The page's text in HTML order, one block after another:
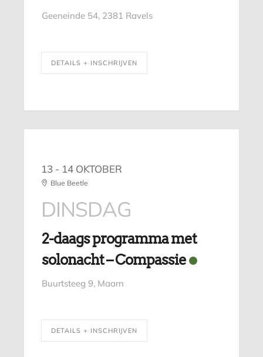
Geeneinde 54, 2381 Ravels
DETAILS + INSCHRIJVEN
13 - 14 OKTOBER
Blue Beetle
DINSDAG
2-daags programma met
solonacht – Compassie
Buurtsteeg 9, Maarn
DETAILS + INSCHRIJVEN